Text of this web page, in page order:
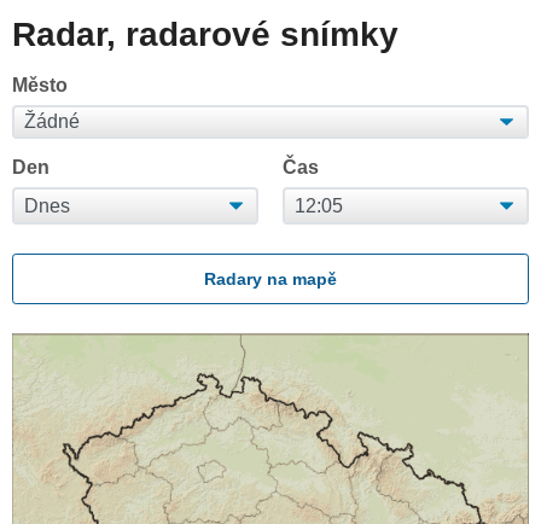
Radar, radarové snímky
Město
Den Čas
Radary na mapě